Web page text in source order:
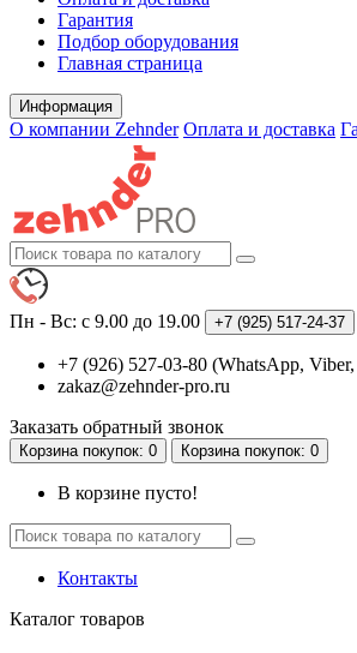
Гарантия
Подбор оборудования
Главная страница
Информация
О компании Zehnder Оплата и доставка
Пн - Вс: с 9.00 до 19.00 +7 (925) 517-24-37
+7 (926) 527-03-80 (WhatsApp,
zakaz@zehnder-pro.ru
Заказать обратный звонок
Корзинапокупок: 0 Корзинапокупок: 0
В корзине пусто!
Контакты
Каталог товаров